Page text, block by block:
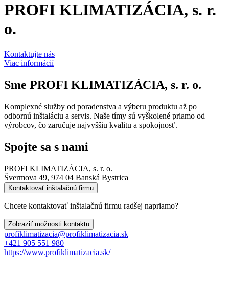
PROFI KLIMATIZÁCIA, s. r.
o.
Kontaktujte nás
Viac informácií
Sme PROFI KLIMATIZÁCIA, s. r. o.
Komplexné služby od poradenstva a výberu produktu až po
odbornú inštaláciu a servis. Naše tímy sú vyškolené priamo od
výrobcov, čo zaručuje najvyššiu kvalitu a spokojnosť.
Spojte sa s nami
PROFI KLIMATIZÁCIA, s. r. o.
Švermova 49, 974 04 Banská Bystrica
Kontaktovať inštalačnú firmu
Chcete kontaktovať inštalačnú firmu radšej napriamo?
Zobraziť možnosti kontaktu
profiklimatizacia@profiklimatizacia.sk
+421 905 551 980
https://www.profiklimatizacia.sk/